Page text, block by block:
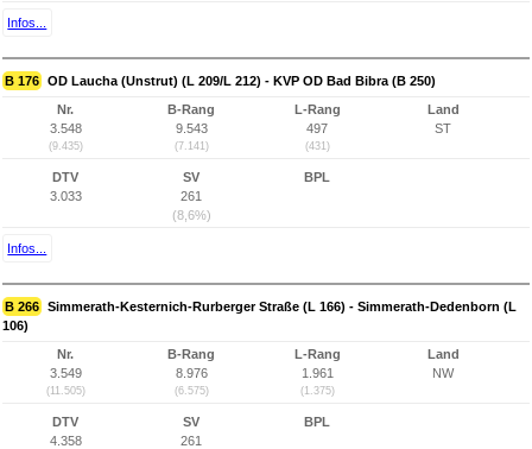
Infos...
B 176 OD Laucha (Unstrut) (L 209/L 212) - KVP OD Bad Bibra (B 250)
Nr.
3.548
(9.435)
B-Rang
9.543
(7.141)
L-Rang
497
(431)
Land
ST
DTV
3.033
SV
261
(8,6%)
BPL
Infos...
B 266 Simmerath-Kesternich-Rurberger Straße (L 166) - Simmerath-Dedenborn (L
106)
Nr.
3.549
(11.505)
B-Rang
8.976
(6.575)
L-Rang
1.961
(1.375)
Land
NW
DTV
4.358
SV
261
BPL